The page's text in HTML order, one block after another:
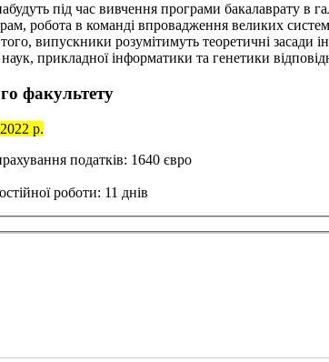
під час вивчення програми бакалаврату в
робота в команді впровадження великих
випускники розумітимуть теоретичні
прикладної інформатики та генетики
факультету
р.
податків: 1640 євро
роботи: 11 днів